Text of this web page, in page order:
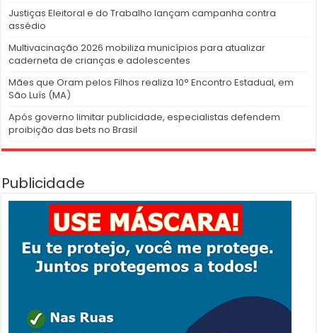
Justiças Eleitoral e do Trabalho lançam campanha contra
assédio
Multivacinação 2026 mobiliza municípios para atualizar
caderneta de crianças e adolescentes
Mães que Oram pelos Filhos realiza 10° Encontro Estadual, em
São Luís (MA)
Após governo limitar publicidade, especialistas defendem
proibição das bets no Brasil
Publicidade